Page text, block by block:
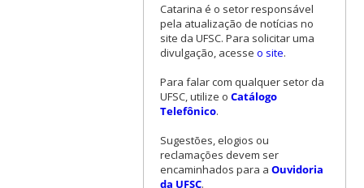
Catarina é o setor responsável
pela atualização de notícias no
site da UFSC. Para solicitar uma
divulgação, acesse o site.
Para falar com qualquer setor da
UFSC, utilize o Catálogo
Telefônico.
Sugestões, elogios ou
reclamações devem ser
encaminhados para a Ouvidoria
da UFSC.